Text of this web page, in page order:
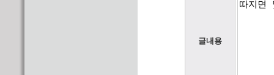
글내용